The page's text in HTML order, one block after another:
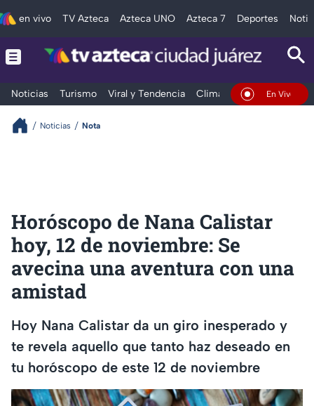
en vivo TV Azteca Azteca UNO Azteca 7 Deportes
Noticias Turismo Viral y Tendencia Clima Deportes
En Vivo
Noticias Nota
Horóscopo de Nana Calistar
hoy, 12 de noviembre: Se
avecina una aventura con una
amistad
Hoy Nana Calistar da un giro inesperado y
te revela aquello que tanto haz deseado en
tu horóscopo de este 12 de noviembre